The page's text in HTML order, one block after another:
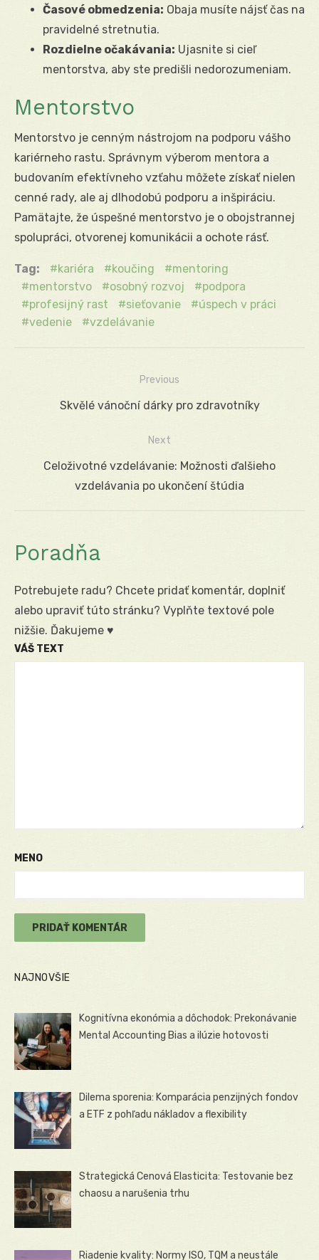
Časové obmedzenia: Obaja musíte nájsť čas na
pravidelné stretnutia.
Rozdielne očakávania: Ujasnite si cieľ
mentorstva, aby ste predišli nedorozumeniam.
Mentorstvo
Mentorstvo je cenným nástrojom na podporu vášho
kariérneho rastu. Správnym výberom mentora a
budovaním efektívneho vzťahu môžete získať nielen
cenné rady, ale aj dlhodobú podporu a inšpiráciu.
Pamätajte, že úspešné mentorstvo je o obojstrannej
spolupráci, otvorenej komunikácii a ochote rásť.
Tag: kariéra koučing
mentoring
mentorstvo
osobný rozvoj
podpora
profesijný rast
sieťovanie
úspech v práci
vedenie
vzdelávanie
Navigácia
Previous
Previous
Skvělé vánoční dárky pro zdravotníky
Next
NextCeloživotné vzdelávanie: Možnosti ďalšieho
vzdelávania po ukončení štúdia
Poradňa
Potrebujete radu? Chcete pridať komentár, doplniť
alebo upraviť túto stránku? Vyplňte textové pole
nižšie. Ďakujeme ♥
VÁŠ TEXT
MENO
NAJNOVŠIE
Kognitívna ekonómia a dôchodok: Prekonávanie
Mental Accounting Bias a ilúzie hotovosti
Dilema sporenia: Komparácia penzijných fondov
a ETF z pohľadu nákladov a flexibility
Strategická Cenová Elasticita: Testovanie bez
chaosu a narušenia trhu
Riadenie kvality: Normy ISO, TQM a neustále